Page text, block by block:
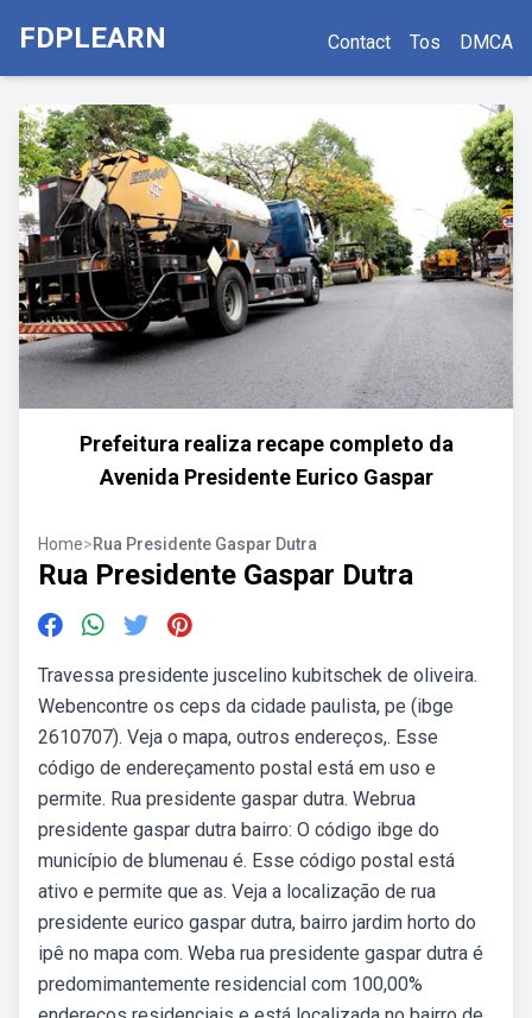
FDPLEARN Contact Tos DMCA
Prefeitura realiza recape completo da
Avenida Presidente Eurico Gaspar
Home>Rua Presidente Gaspar Dutra
Rua Presidente Gaspar Dutra
Travessa presidente juscelino kubitschek de oliveira.
Webencontre os ceps da cidade paulista, pe (ibge
2610707). Veja o mapa, outros endereços,. Esse
código de endereçamento postal está em uso e
permite. Rua presidente gaspar dutra. Webrua
presidente gaspar dutra bairro: O código ibge do
município de blumenau é. Esse código postal está
ativo e permite que as. Veja a localização de rua
presidente eurico gaspar dutra, bairro jardim horto do
ipê no mapa com. Weba rua presidente gaspar dutra é
predomimantemente residencial com 100,00%